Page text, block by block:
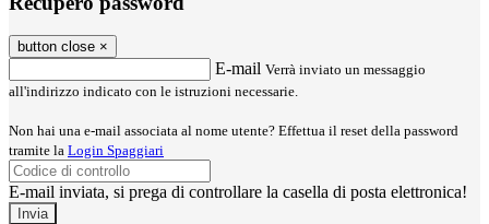
button close ×
E-mail Verrà inviato un messaggio
all'indirizzo indicato con le istruzioni necessarie.
Non hai una e-mail associata al nome utente? Effettua il reset della password
tramite la Login Spaggiari
E-mail inviata, si prega di controllare la casella di posta elettronica!